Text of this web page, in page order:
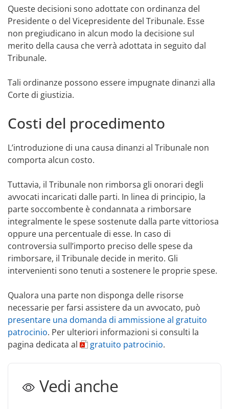
Queste decisioni sono adottate con ordinanza del
Presidente o del Vicepresidente del Tribunale. Esse
non pregiudicano in alcun modo la decisione sul
merito della causa che verrà adottata in seguito dal
Tribunale.
Tali ordinanze possono essere impugnate dinanzi alla
Corte di giustizia.
Costi del procedimento
L’introduzione di una causa dinanzi al Tribunale non
comporta alcun costo.
Tuttavia, il Tribunale non rimborsa gli onorari degli
avvocati incaricati dalle parti. In linea di principio, la
parte soccombente è condannata a rimborsare
integralmente le spese sostenute dalla parte vittoriosa
oppure una percentuale di esse. In caso di
controversia sull’importo preciso delle spese da
rimborsare, il Tribunale decide in merito. Gli
intervenienti sono tenuti a sostenere le proprie spese.
Qualora una parte non disponga delle risorse
necessarie per farsi assistere da un avvocato, può
presentare una domanda di ammissione al gratuito
patrocinio. Per ulteriori informazioni si consulti la
pagina dedicata al
gratuito patrocinio.
Vedi anche